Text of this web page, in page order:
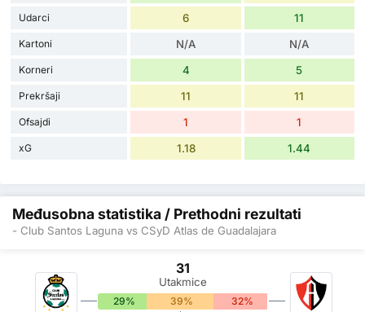
Udarci 6 11
Kartoni N/A N/A
Korneri 4 5
Prekršaji 11 11
Ofsajdi 1 1
xG 1.18 1.44
Međusobna statistika / Prethodni rezultati
- Club Santos Laguna vs CSyD Atlas de Guadalajara
31
Utakmice
29% 39% 32%